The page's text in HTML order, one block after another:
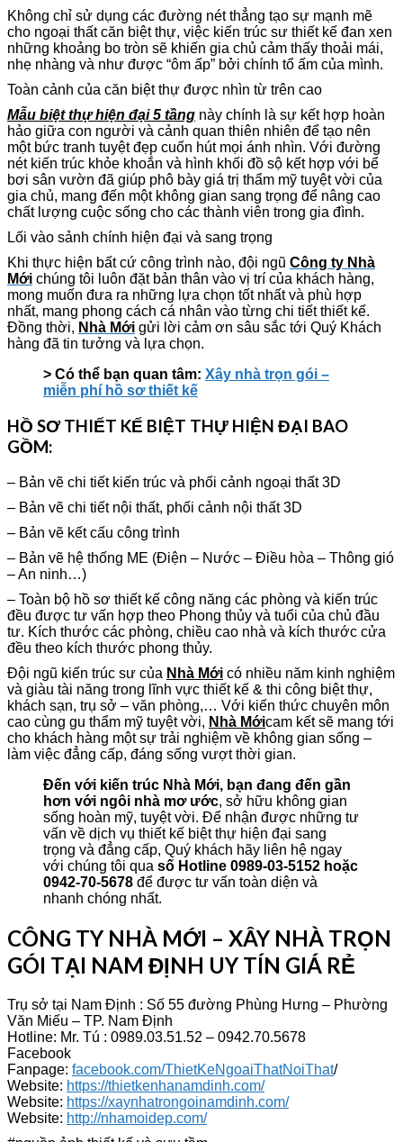
Không chỉ sử dụng các đường nét thẳng tạo sự mạnh mẽ
cho ngoại thất căn biệt thự, việc kiến trúc sư thiết kế đan xen
những khoảng bo tròn sẽ khiến gia chủ cảm thấy thoải mái,
nhẹ nhàng và như được “ôm ấp” bởi chính tổ ấm của mình.
Toàn cảnh của căn biệt thự được nhìn từ trên cao
Mẫu biệt thự hiện đại 5 tầng này chính là sự kết hợp hoàn
hảo giữa con người và cảnh quan thiên nhiên để tạo nên
một bức tranh tuyệt đẹp cuốn hút mọi ánh nhìn. Với đường
nét kiến trúc khỏe khoắn và hình khối đồ sộ kết hợp với bể
bơi sân vườn đã giúp phô bày giá trị thẩm mỹ tuyệt vời của
gia chủ, mang đến một không gian sang trọng để nâng cao
chất lượng cuộc sống cho các thành viên trong gia đình.
Lối vào sảnh chính hiện đại và sang trọng
Khi thực hiện bất cứ công trình nào, đội ngũ Công ty Nhà
Mới chúng tôi luôn đặt bản thân vào vị trí của khách hàng,
mong muốn đưa ra những lựa chọn tốt nhất và phù hợp
nhất, mang phong cách cá nhân vào từng chi tiết thiết kế.
Đồng thời, Nhà Mới gửi lời cảm ơn sâu sắc tới Quý Khách
hàng đã tin tưởng và lựa chọn.
> Có thể bạn quan tâm: Xây nhà trọn gói –
miễn phí hồ sơ thiết kế
HỒ SƠ THIẾT KẾ BIỆT THỰ HIỆN ĐẠI BAO
GỒM:
– Bản vẽ chi tiết kiến trúc và phối cảnh ngoại thất 3D
– Bản vẽ chi tiết nội thất, phối cảnh nội thất 3D
– Bản vẽ kết cấu công trình
– Bản vẽ hệ thống ME (Điện – Nước – Điều hòa – Thông gió
– An ninh…)
– Toàn bộ hồ sơ thiết kế công năng các phòng và kiến trúc
đều được tư vấn hợp theo Phong thủy và tuổi của chủ đầu
tư. Kích thước các phòng, chiều cao nhà và kích thước cửa
đều theo kích thước phong thủy.
Đội ngũ kiến trúc sư của Nhà Mới có nhiều năm kinh nghiệm
và giàu tài năng trong lĩnh vực thiết kế & thi công biệt thự,
khách sạn, trụ sở – văn phòng,… Với kiến thức chuyên môn
cao cùng gu thẩm mỹ tuyệt vời, Nhà Mớicam kết sẽ mang tới
cho khách hàng một sự trải nghiệm về không gian sống –
làm việc đẳng cấp, đáng sống vượt thời gian.
Đến với kiến trúc Nhà Mới, bạn đang đến gần
hơn với ngôi nhà mơ ước, sở hữu không gian
sống hoàn mỹ, tuyệt vời. Để nhận được những tư
vấn về dịch vụ thiết kế biệt thự hiện đại sang
trọng và đẳng cấp, Quý khách hãy liên hệ ngay
với chúng tôi qua số Hotline 0989-03-5152 hoặc
0942-70-5678 để được tư vấn toàn diện và
nhanh chóng nhất.
CÔNG TY NHÀ MỚI – XÂY NHÀ TRỌN
GÓI TẠI NAM ĐỊNH UY TÍN GIÁ RẺ
Trụ sở tại Nam Định : Số 55 đường Phùng Hưng – Phường
Văn Miếu – TP. Nam Định
Hotline: Mr. Tú : 0989.03.51.52 – 0942.70.5678
Facebook
Fanpage: facebook.com/ThietKeNgoaiThatNoiThat/
Website: https://thietkenhanamdinh.com/
Website: https://xaynhatrongoinamdinh.com/
Website: http://nhamoidep.com/